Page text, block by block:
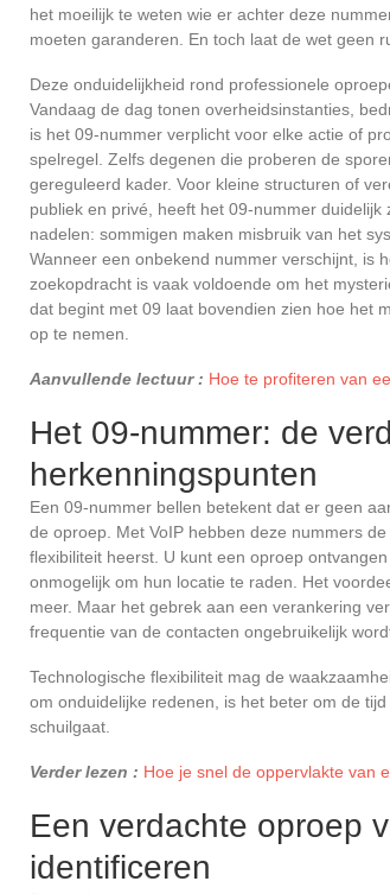
het moeilijk te weten wie er achter deze
moeten garanderen. En toch laat de wet geen
Deze onduidelijkheid rond professionele
Vandaag de dag tonen overheidsinstanties,
is het 09-nummer verplicht voor elke actie of
spelregel. Zelfs degenen die proberen de
gereguleerd kader. Voor kleine structuren of
publiek en privé, heeft het 09-nummer
nadelen: sommigen maken misbruik van het
Wanneer een onbekend nummer verschijnt, is
zoekopdracht is vaak voldoende om het
dat begint met 09 laat bovendien zien hoe het
op te nemen.
Aanvullende lectuur : Hoe te profiteren van
Het 09-nummer: de
herkenningspunten
Een 09-nummer bellen betekent dat er geen
de oproep. Met VoIP hebben deze nummers
flexibiliteit heerst. U kunt een oproep
onmogelijk om hun locatie te raden. Het
meer. Maar het gebrek aan een verankering
frequentie van de contacten ongebruikelijk
Technologische flexibiliteit mag de
om onduidelijke redenen, is het beter om de
schuilgaat.
Verder lezen : Hoe je snel de oppervlakte van
Een verdachte oproep
identificeren